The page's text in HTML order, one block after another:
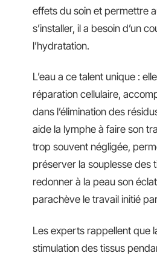
effets du soin et permettre
s’installer, il a besoin d’un
l’hydratation.
L’eau a ce talent unique :
réparation cellulaire,
dans l’élimination des
aide la lymphe à faire son
trop souvent négligée,
préserver la souplesse des
redonner à la peau son
parachève le travail initié
Les experts rappellent que
stimulation des tissus